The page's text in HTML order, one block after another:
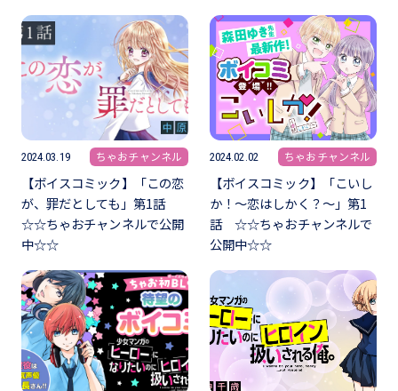
2024.03.19 ちゃおチャンネル
【ボイスコミック】「この恋
が、罪だとしても」第1話
☆☆ちゃおチャンネルで公開
中☆☆
2024.02.02 ちゃおチャンネル
【ボイスコミック】「こいし
か！～恋はしかく？～」第1
話 ☆☆ちゃおチャンネルで
公開中☆☆